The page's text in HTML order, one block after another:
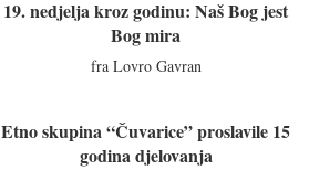
19. nedjelja kroz godinu: Naš Bog jest
Bog mira
fra Lovro Gavran
Etno skupina “Čuvarice” proslavile 15
godina djelovanja